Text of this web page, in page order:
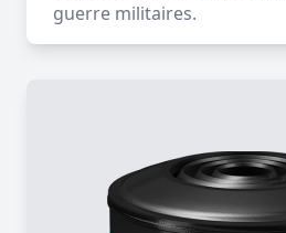
guerre militaires.